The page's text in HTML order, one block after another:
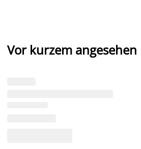
Vor kurzem angesehen